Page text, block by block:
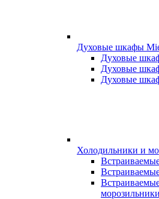
Духовые шкафы
Духовые
Духовые
Духовые
Холодильники и
морозильники